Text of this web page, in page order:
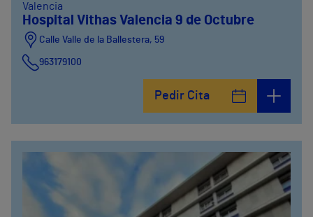
Valencia
Hospital Vithas Valencia 9 de Octubre
Calle Valle de la Ballestera, 59
963179100
Pedir Cita